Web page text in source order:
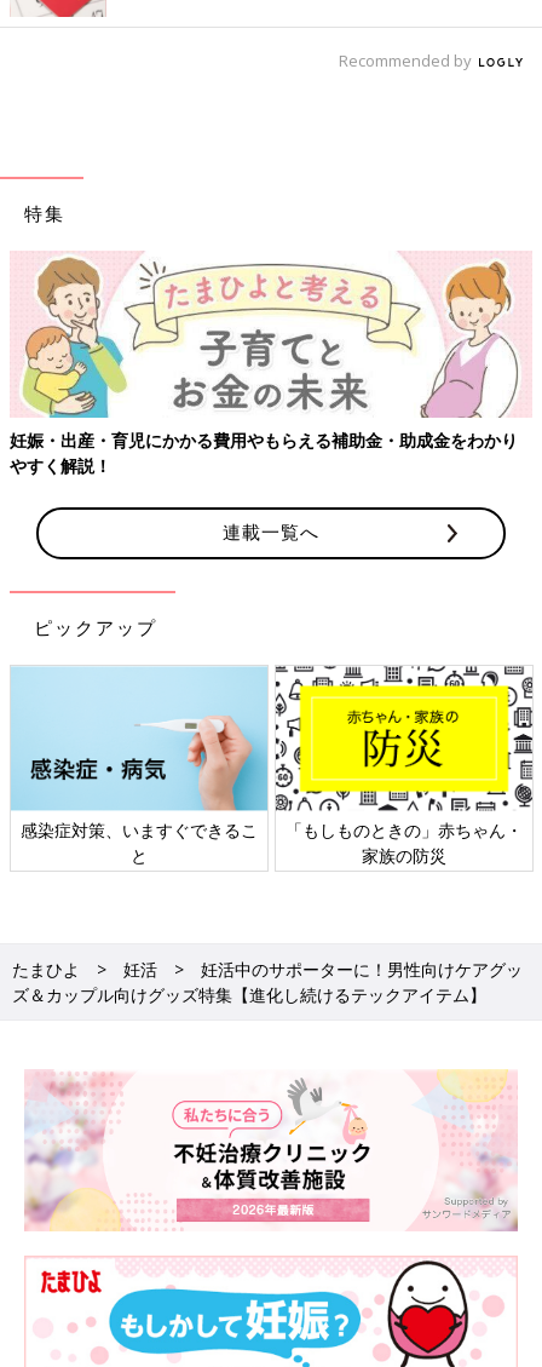
Recommended by
特集
【ワクチン接種できるものも】妊婦の感染症対策、知っておいて！
連載一覧へ
ピックアップ
日本外来小児科学会リーフレッ
ト検討会
六星占術 細木かおりさんの人生
相談
たまひよ 妊活
妊活中のサポーターに！男性向けケアグッ
ズ＆カップル向けグッズ特集【進化し続けるテックアイテム】